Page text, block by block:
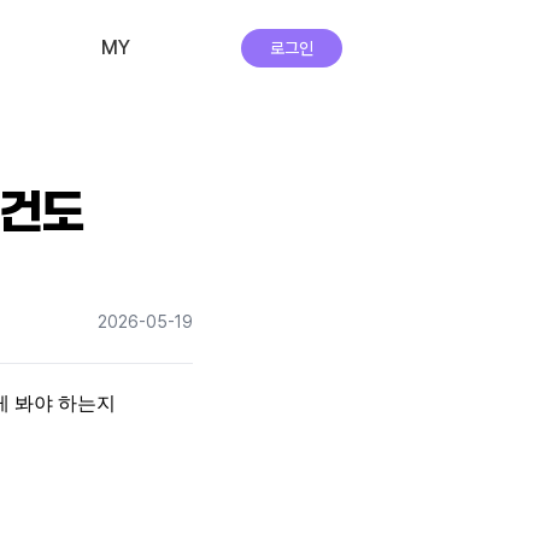
MY
자주하는 질문
실시간 상담
로그인
도
2026-05-19
봐야 하는지